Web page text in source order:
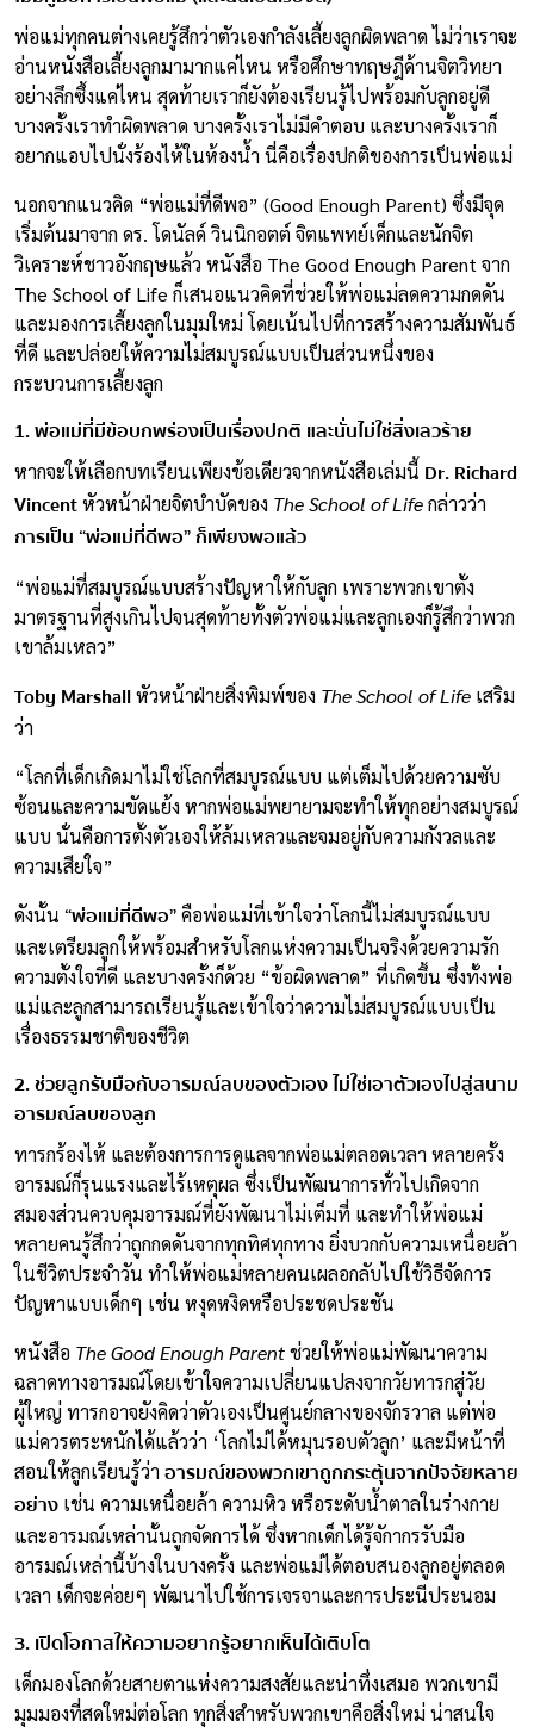
พ่อแม่ทุกคนต่างเคยรู้สึกว่าตัวเองกำลังเลี้ยงลูกผิดพลาด ไม่ว่าเราจะ
อ่านหนังสือเลี้ยงลูกมามากแค่ไหน หรือศึกษาทฤษฎีด้านจิตวิทยา
อย่างลึกซึ้งแค่ไหน สุดท้ายเราก็ยังต้องเรียนรู้ไปพร้อมกับลูกอยู่ดี
บางครั้งเราทำผิดพลาด บางครั้งเราไม่มีคำตอบ และบางครั้งเราก็
อยากแอบไปนั่งร้องไห้ในห้องน้ำ นี่คือเรื่องปกติของการเป็นพ่อแม่
นอกจากแนวคิด “พ่อแม่ที่ดีพอ” (Good Enough Parent) ซึ่งมีจุด
เริ่มต้นมาจาก ดร. โดนัลด์ วินนิกอตต์ จิตแพทย์เด็กและนักจิต
วิเคราะห์ชาวอังกฤษแล้ว หนังสือ The Good Enough Parent จาก
The School of Life ก็เสนอแนวคิดที่ช่วยให้พ่อแม่ลดความกดดัน
และมองการเลี้ยงลูกในมุมใหม่ โดยเน้นไปที่การสร้างความสัมพันธ์
ที่ดี และปล่อยให้ความไม่สมบูรณ์แบบเป็นส่วนหนึ่งของ
กระบวนการเลี้ยงลูก
1. พ่อแม่ที่มีข้อบกพร่องเป็นเรื่องปกติ และนั่นไม่ใช่สิ่งเลวร้าย
หากจะให้เลือกบทเรียนเพียงข้อเดียวจากหนังสือเล่มนี้ Dr. Richard
Vincentหัวหน้าฝ่ายจิตบำบัดของ The School of Lifeกล่าวว่า
การเป็น “พ่อแม่ที่ดีพอ” ก็เพียงพอแล้ว
“พ่อแม่ที่สมบูรณ์แบบสร้างปัญหาให้กับลูก เพราะพวกเขาตั้ง
มาตรฐานที่สูงเกินไปจนสุดท้ายทั้งตัวพ่อแม่และลูกเองก็รู้สึกว่าพวก
เขาล้มเหลว”
Toby Marshallหัวหน้าฝ่ายสิ่งพิมพ์ของ The School of Life เสริม
ว่า
“โลกที่เด็กเกิดมาไม่ใช่โลกที่สมบูรณ์แบบ แต่เต็มไปด้วยความซับ
ซ้อนและความขัดแย้ง หากพ่อแม่พยายามจะทำให้ทุกอย่างสมบูรณ์
แบบ นั่นคือการตั้งตัวเองให้ล้มเหลวและจมอยู่กับความกังวลและ
ความเสียใจ”
ดังนั้น “พ่อแม่ที่ดีพอ”คือพ่อแม่ที่เข้าใจว่าโลกนี้ไม่สมบูรณ์แบบ
และเตรียมลูกให้พร้อมสำหรับโลกแห่งความเป็นจริงด้วยความรัก
ความตั้งใจที่ดี และบางครั้งก็ด้วย “ข้อผิดพลาด” ที่เกิดขึ้น ซึ่งทั้งพ่อ
แม่และลูกสามารถเรียนรู้และเข้าใจว่าความไม่สมบูรณ์แบบเป็น
เรื่องธรรมชาติของชีวิต
2. ช่วยลูกรับมือกับอารมณ์ลบของตัวเอง ไม่ใช่เอาตัวเองไปสู่สนาม
อารมณ์ลบของลูก
ทารกร้องไห้ และต้องการการดูแลจากพ่อแม่ตลอดเวลา หลายครั้ง
อารมณ์ก็รุนแรงและไร้เหตุผล ซึ่งเป็นพัฒนาการทั่วไปเกิดจาก
สมองส่วนควบคุมอารมณ์ที่ยังพัฒนาไม่เต็มที่ และทำให้พ่อแม่
หลายคนรู้สึกว่าถูกกดดันจากทุกทิศทุกทาง ยิ่งบวกกับความเหนื่อยล้า
ในชีวิตประจำวัน ทำให้พ่อแม่หลายคนเผลอกลับไปใช้วิธีจัดการ
ปัญหาแบบเด็กๆ เช่น หงุดหงิดหรือประชดประชัน
หนังสือ The Good Enough Parentช่วยให้พ่อแม่พัฒนาความ
ฉลาดทางอารมณ์โดยเข้าใจความเปลี่ยนแปลงจากวัยทารกสู่วัย
ผู้ใหญ่ ทารกอาจยังคิดว่าตัวเองเป็นศูนย์กลางของจักรวาล แต่พ่อ
แม่ควรตระหนักได้แล้วว่า ‘โลกไม่ได้หมุนรอบตัวลูก’ และมีหน้าที่
สอนให้ลูกเรียนรู้ว่า อารมณ์ของพวกเขาถูกกระตุ้นจากปัจจัยหลาย
อย่าง เช่น ความเหนื่อยล้า ความหิว หรือระดับน้ำตาลในร่างกาย
และอารมณ์เหล่านั้นถูกจัดการได้ ซึ่งหากเด็กได้รู้จักากรรับมือ
อารมณ์เหล่านี้บ้างในบางครั้ง และพ่อแม่ได้ตอบสนองลูกอยู่ตลอด
เวลา เด็กจะค่อยๆ พัฒนาไปใช้การเจรจาและการประนีประนอม
3. เปิดโอกาสให้ความอยากรู้อยากเห็นได้เติบโต
เด็กมองโลกด้วยสายตาแห่งความสงสัยและน่าทึ่งเสมอ พวกเขามี
มุมมองที่สดใหม่ต่อโลก ทุกสิ่งสำหรับพวกเขาคือสิ่งใหม่ น่าสนใจ